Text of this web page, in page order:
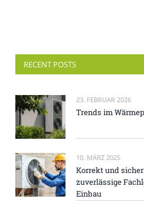
RECENT POSTS
23. FEBRUAR 2026
Trends im
10. MÄRZ 2025
Korrekt und
zuverlässige
Einbau